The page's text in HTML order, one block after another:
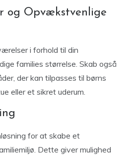
og Opvækstvenlige
i forhold til din
families størrelse. Skab også
der kan tilpasses til børns
eller et sikret uderum.
for at skabe et
Dette giver mulighed